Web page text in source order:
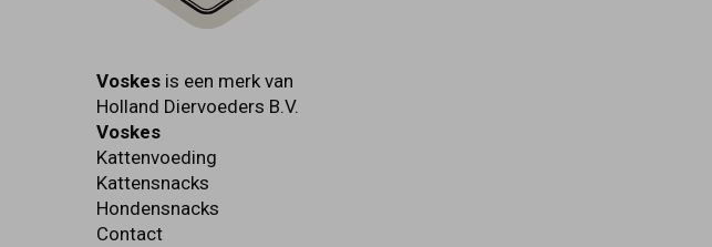
Voskes is een merk van
Holland Diervoeders B.V.
Voskes
Kattenvoeding
Kattensnacks
Hondensnacks
Contact